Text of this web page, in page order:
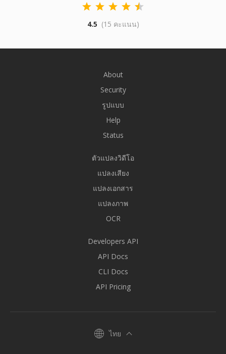
4.5 (15 คะแนน)
About
Security
รูปแบบ
Help
Status
ตัวแปลงวิดีโอ
แปลงเสียง
แปลงเอกสาร
แปลงภาพ
OCR
Developers API
API Docs
CLI Docs
API Pricing
ไทย